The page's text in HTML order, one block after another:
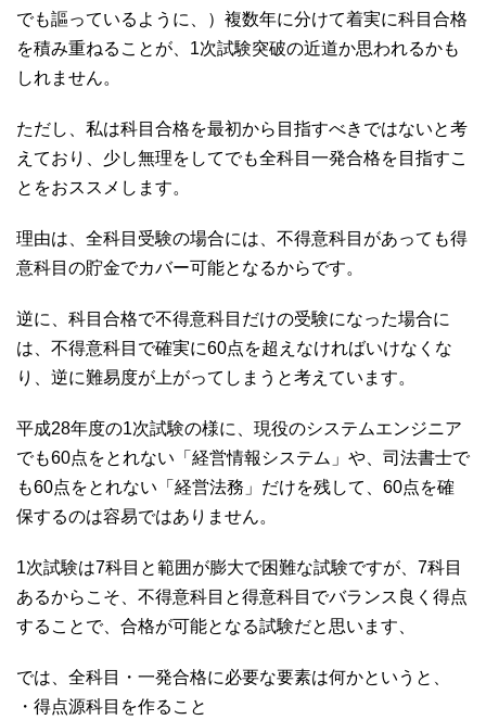
でも謳っているように、）複数年に分けて着実に科目合格
を積み重ねることが、1次試験突破の近道か思われるかも
しれません。
ただし、私は科目合格を最初から目指すべきではないと考
えており、少し無理をしてでも全科目一発合格を目指すこ
とをおススメします。
理由は、全科目受験の場合には、不得意科目があっても得
意科目の貯金でカバー可能となるからです。
逆に、科目合格で不得意科目だけの受験になった場合に
は、不得意科目で確実に60点を超えなければいけなくな
り、逆に難易度が上がってしまうと考えています。
平成28年度の1次試験の様に、現役のシステムエンジニア
でも60点をとれない「経営情報システム」や、司法書士で
も60点をとれない「経営法務」だけを残して、60点を確
保するのは容易ではありません。
1次試験は7科目と範囲が膨大で困難な試験ですが、7科目
あるからこそ、不得意科目と得意科目でバランス良く得点
することで、合格が可能となる試験だと思います、
では、全科目・一発合格に必要な要素は何かというと、
・得点源科目を作ること